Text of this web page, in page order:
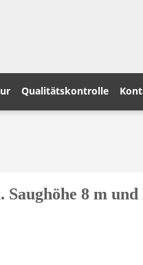
Qualitätskontrolle
8 m